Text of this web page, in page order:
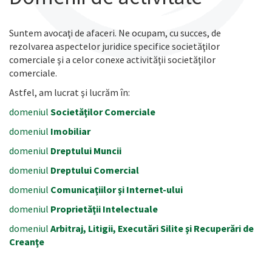
Suntem avocaţi de afaceri. Ne ocupam, cu succes, de
rezolvarea aspectelor juridice specifice societăţilor
comerciale şi a celor conexe activităţii societăţilor
comerciale.
Astfel, am lucrat şi lucrăm în:
domeniul Societăţilor Comerciale
domeniul Imobiliar
domeniul Dreptului Muncii
domeniul Dreptului Comercial
domeniul Comunicaţiilor şi Internet-ului
domeniul Proprietăţii Intelectuale
domeniul Arbitraj, Litigii, Executări Silite şi Recuperări de
Creanţe